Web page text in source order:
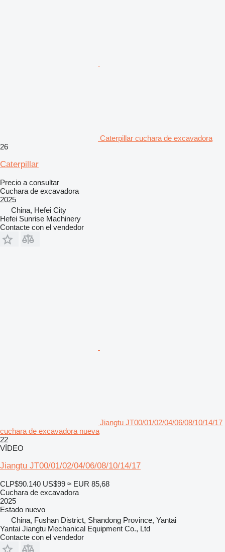
Caterpillar cuchara de excavadora
26
Caterpillar
Precio a consultar
Cuchara de excavadora
2025
China, Hefei City
Hefei Sunrise Machinery
Contacte con el vendedor
Jiangtu JT00/01/02/04/06/08/10/14/17
cuchara de excavadora nueva
22
VÍDEO
Jiangtu JT00/01/02/04/06/08/10/14/17
CLP$90.140 US$99 ≈ EUR 85,68
Cuchara de excavadora
2025
Estado nuevo
China, Fushan District, Shandong Province, Yantai
Yantai Jiangtu Mechanical Equipment Co., Ltd
Contacte con el vendedor